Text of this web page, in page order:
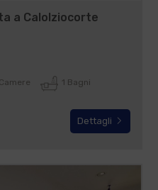
a Calolziocorte
1 Bagni
Dettagli